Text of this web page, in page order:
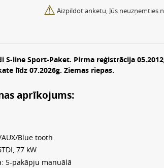
⚠ Aizpildot anketu, Jūs neuzņemties
S-line Sport-Paket. Pirma reģistrācija
līdz 07.2026g. Ziemas riepas.
aprīkojums:
Blue tooth
77 kW
5-pakāpju manuālā